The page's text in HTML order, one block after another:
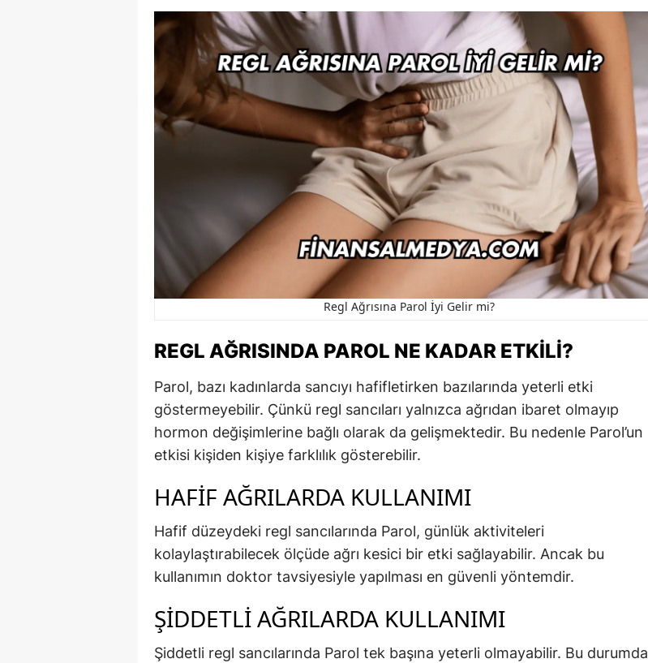
Regl Ağrısına Parol İyi Gelir mi?
REGL AĞRISINDA PAROL NE KADAR ETKILI?
Parol, bazı kadınlarda sancıyı hafifletirken bazılarında yeterli etki
göstermeyebilir. Çünkü regl sancıları yalnızca ağrıdan ibaret olmayıp
hormon değişimlerine bağlı olarak da gelişmektedir. Bu nedenle Parol’un
etkisi kişiden kişiye farklılık gösterebilir.
HAFIF AĞRILARDA KULLANIMI
Hafif düzeydeki regl sancılarında Parol, günlük aktiviteleri
kolaylaştırabilecek ölçüde ağrı kesici bir etki sağlayabilir. Ancak bu
kullanımın doktor tavsiyesiyle yapılması en güvenli yöntemdir.
ŞIDDETLI AĞRILARDA KULLANIMI
Şiddetli regl sancılarında Parol tek başına yeterli olmayabilir. Bu durumda